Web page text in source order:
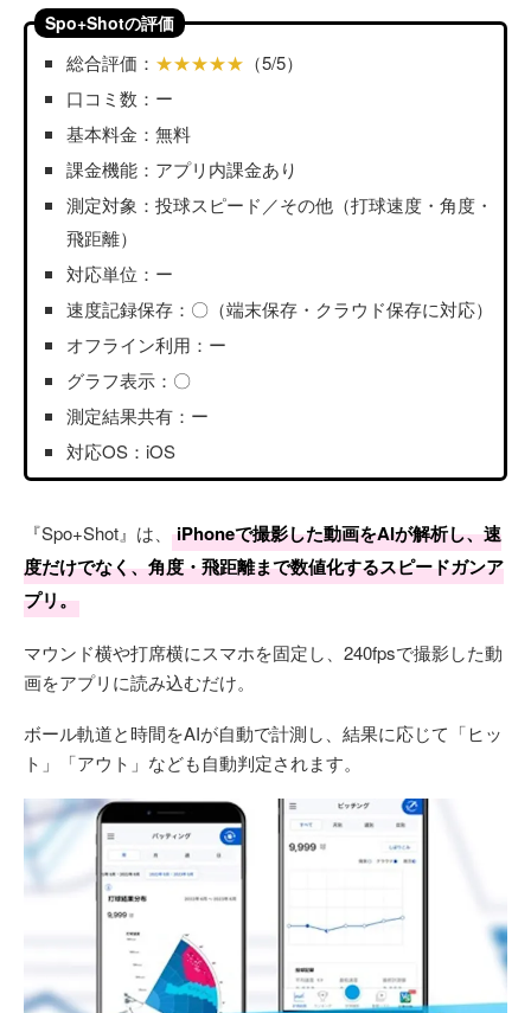
Spo+Shotの評価
総合評価： ★★★★★ （5/5）
口コミ数：ー
基本料金：無料
課金機能：アプリ内課金あり
測定対象：投球スピード／その他（打球速度・角度・
飛距離）
対応単位：ー
速度記録保存：〇（端末保存・クラウド保存に対応）
オフライン利用：ー
グラフ表示：〇
測定結果共有：ー
対応OS：iOS
『Spo+Shot』は、
iPhoneで撮影した動画をAIが解析し、速
度だけでなく、角度・飛距離まで数値化するスピードガンア
プリ。
マウンド横や打席横にスマホを固定し、240fpsで撮影した動
画をアプリに読み込むだけ。
ボール軌道と時間をAIが自動で計測し、結果に応じて「ヒッ
ト」「アウト」なども自動判定されます。